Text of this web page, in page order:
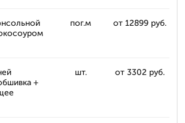
пог.м от 12899 руб.
+
шт. от 3302 руб.